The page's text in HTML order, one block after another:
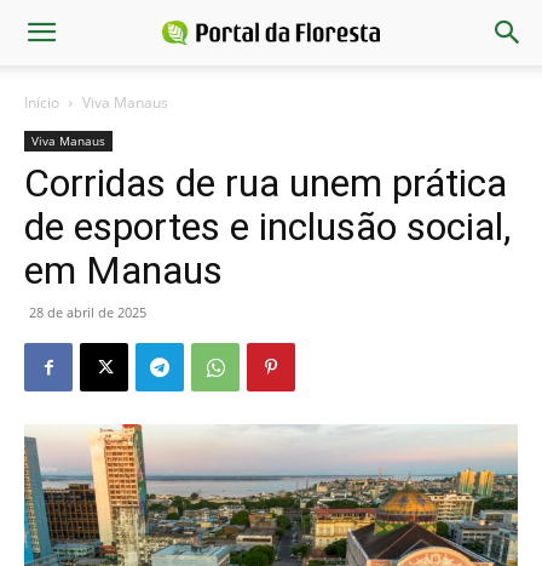
Início Viva Manaus
Viva Manaus
Corridas de rua unem prática
de esportes e inclusão social,
em Manaus
28 de abril de 2025